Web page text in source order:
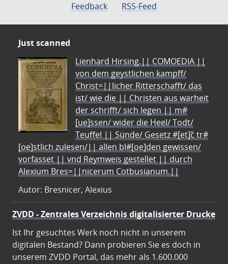
Feedback
RSS-Feed
Just scanned
Lienhard Hirsing.|| COMOEDIA ||
von dem geystlichen kampff/
Christ=||licher Ritterschafft/ das
ist/ wie die || Christen aus warheit
der schrifft/ sich legen || m#
[ue]ssen/ wider die Heel/ Todt/
Teuffel || Sünde/ Gesetz #[et]c̃ tr#
[oe]stlich zulesen/|| allen bl#[oe]den gewissen/
vorfasset || vnd Reymweis gestellet || durch
Alexium Bres=||nicerum Cotbusianum.||
Autor: Bresnicer, Alexius
ZVDD - Zentrales Verzeichnis digitalisierter Drucke
Ist Ihr gesuchtes Werk noch nicht in unserem
digitalen Bestand? Dann probieren Sie es doch in
unserem ZVDD Portal, das mehr als 1.600.000